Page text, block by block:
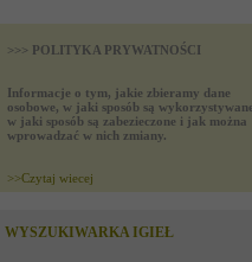
>>> POLITYKA PRYWATNOŚCI
Informacje o tym, jakie zbieramy dane
osobowe, w jaki sposób są
w jaki sposób są zabezieczone i jak można
wprowadzać w nich zmiany.
>>Czytaj wiecej
WYSZUKIWARKA IGIEŁ